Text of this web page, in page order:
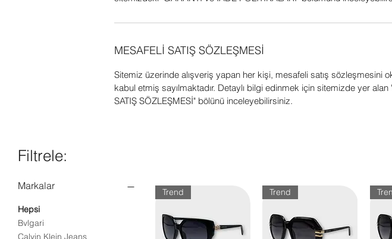
MESAFELİ SATIŞ SÖZLEŞMESİ
Sitemiz üzerinde alışveriş yapan her kişi, mesafeli satış sözleşmesini
kabul etmiş sayılmaktadır. Detaylı bilgi edinmek için sitemizde yer alan
SATIŞ SÖZLEŞMESİ" bölünü inceleyebilirsiniz.
Filtrele:
Markalar
Hepsi
Bvlgari
Calvin Klein Jeans
Trend Trend